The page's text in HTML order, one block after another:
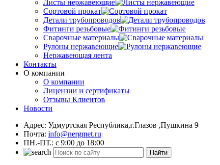
Листы нержавеющие
Сортовой прокат
Детали трубопроводов
Фитинги резьбовые
Сварочные материалы
Рулоны нержавеющие
Нержавеющая лента
Контакты
О компании
О компании
Лицензии и сертификаты
Отзывы Клиентов
Новости
Адрес: Удмуртская Республика,г.Глазов ,Пушкина 9
Почта: info@nergmet.ru
ПН.-ПТ.: с 9:00 до 18:00
Найти